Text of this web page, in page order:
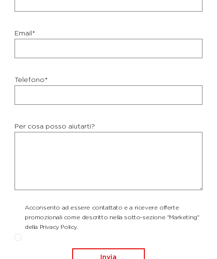
Email*
Telefono*
Per cosa posso aiutarti?
Acconsento ad essere contattato e a ricevere offerte
promozionali come descritto nella sotto-sezione "Marketing"
della Privacy Policy.
Invia